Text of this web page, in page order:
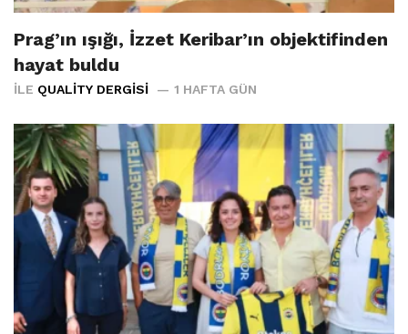
Prag’ın ışığı, İzzet Keribar’ın objektifinden
hayat buldu
İLE QUALITY DERGISI 1 HAFTA GÜN